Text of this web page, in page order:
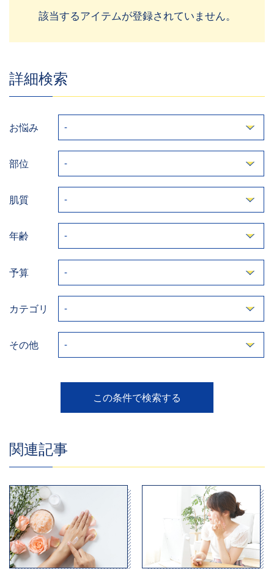
該当するアイテムが登録されていません。
詳細検索
お悩み
部位
肌質
年齢
予算
カテゴリ
その他
関連記事